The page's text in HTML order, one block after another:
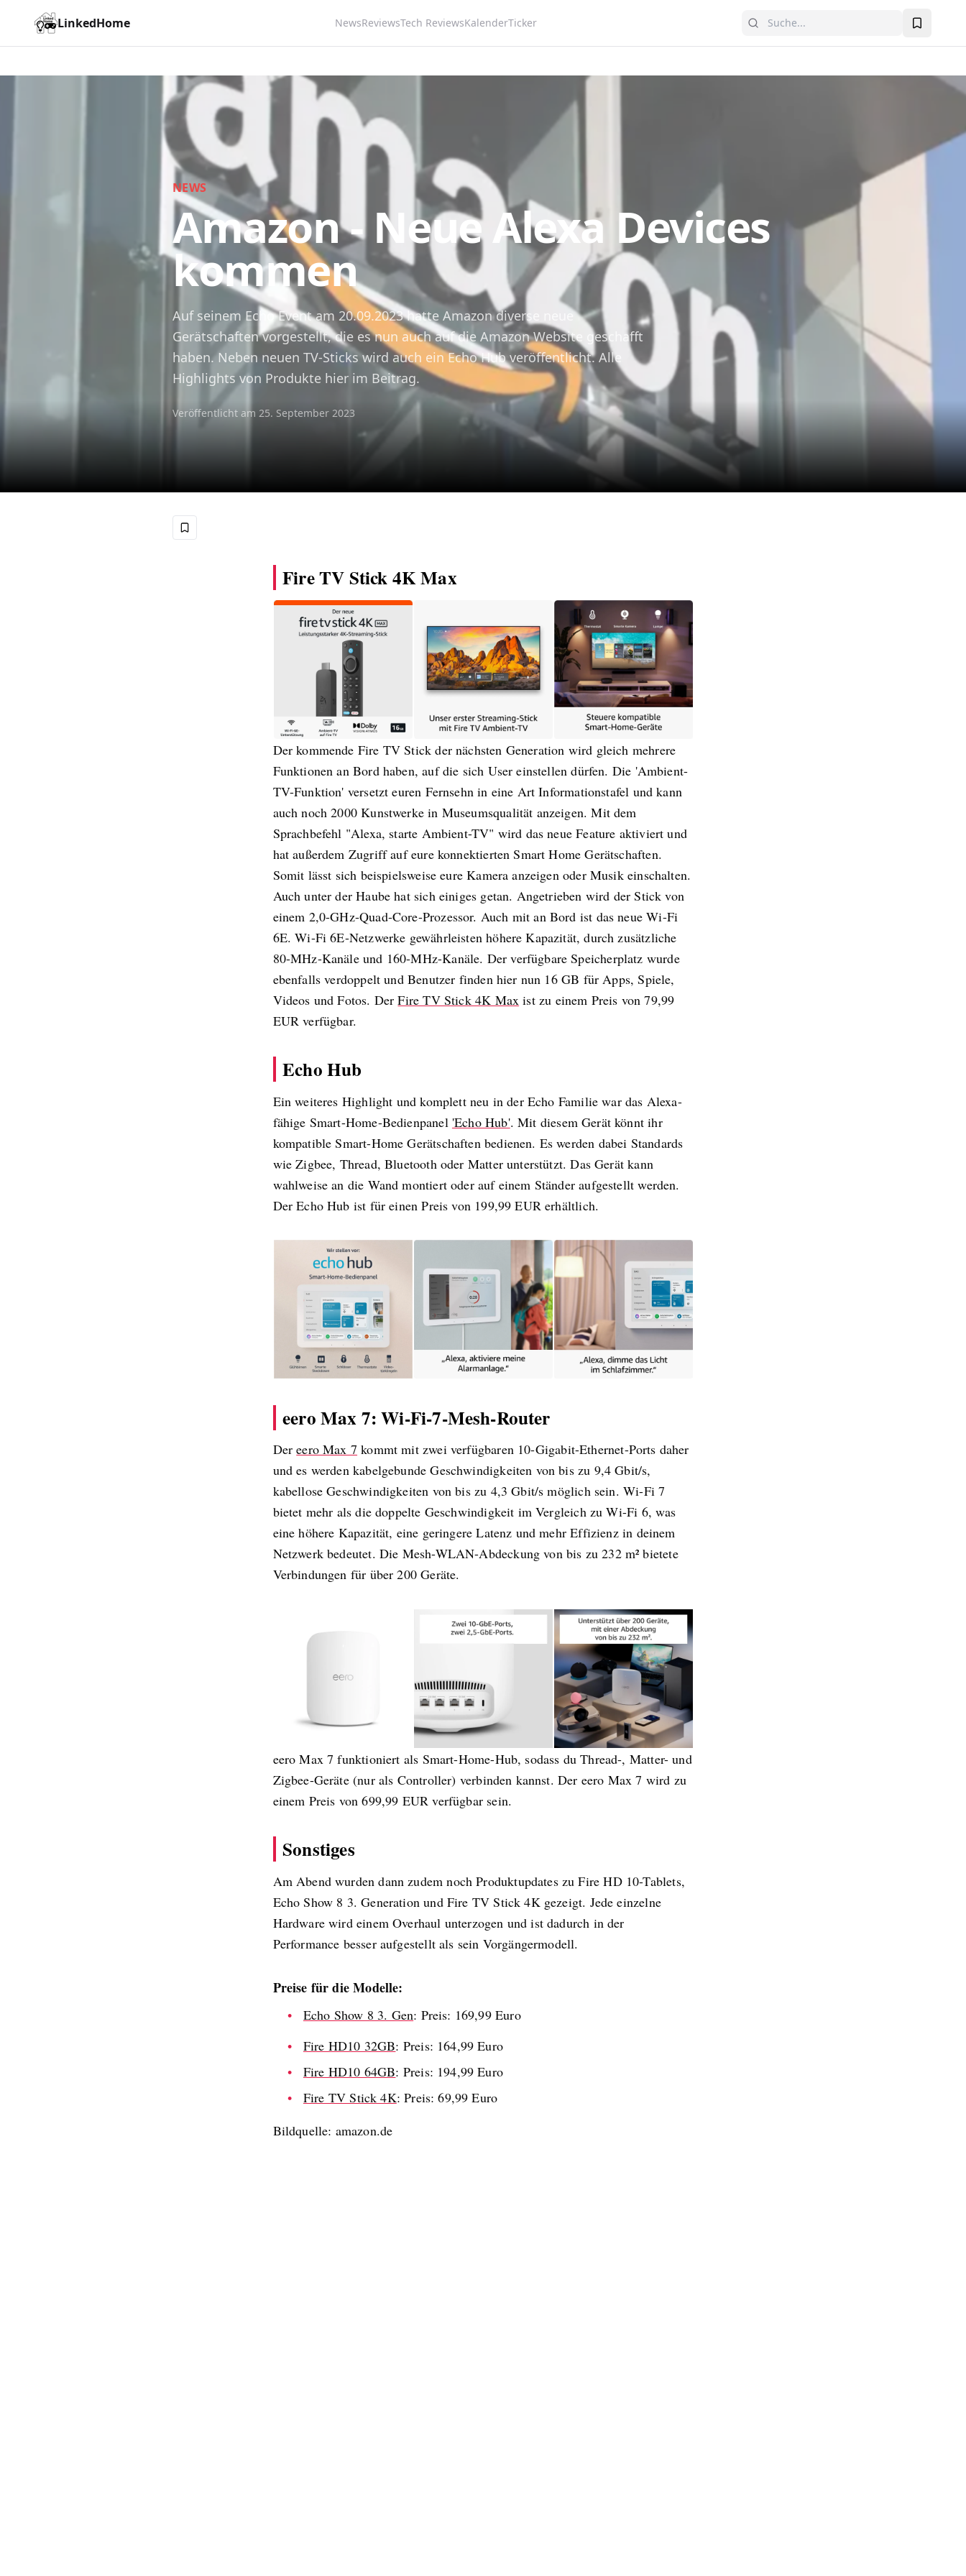
LinkedHome NewsReviewsTech ReviewsKalenderTicker
NEWS
Amazon - Neue Alexa Devices
kommen
Auf seinem Echo Event am 20.09.2023 hatte Amazon diverse neue
Gerätschaften vorgestellt, die es nun auch auf die Amazon Website geschafft
haben. Neben neuen TV-Sticks wird auch ein Echo Hub veröffentlicht. Alle
Highlights von Produkte hier im Beitrag.
Veröffentlicht am 25. September 2023
Fire TV Stick 4K Max
Der kommende Fire TV Stick der nächsten Generation wird gleich mehrere
Funktionen an Bord haben, auf die sich User einstellen dürfen. Die 'Ambient-
TV-Funktion' versetzt euren Fernsehn in eine Art Informationstafel und kann
auch noch 2000 Kunstwerke in Museumsqualität anzeigen. Mit dem
Sprachbefehl "Alexa, starte Ambient-TV" wird das neue Feature aktiviert und
hat außerdem Zugriff auf eure konnektierten Smart Home Gerätschaften.
Somit lässt sich beispielsweise eure Kamera anzeigen oder Musik einschalten.
Auch unter der Haube hat sich einiges getan. Angetrieben wird der Stick von
einem 2,0-GHz-Quad-Core-Prozessor. Auch mit an Bord ist das neue Wi-Fi
6E. Wi-Fi 6E-Netzwerke gewährleisten höhere Kapazität, durch zusätzliche
80-MHz-Kanäle und 160-MHz-Kanäle. Der verfügbare Speicherplatz wurde
ebenfalls verdoppelt und Benutzer finden hier nun 16 GB für Apps, Spiele,
Videos und Fotos. DerFire TV Stick 4K Max ist zu einem Preis von 79,99
EUR verfügbar.
Echo Hub
Ein weiteres Highlight und komplett neu in der Echo Familie war das Alexa-
fähige Smart-Home-Bedienpanel 'Echo Hub'. Mit diesem Gerät könnt ihr
kompatible Smart-Home Gerätschaften bedienen. Es werden dabei Standards
wie Zigbee, Thread, Bluetooth oder Matter unterstützt. Das Gerät kann
wahlweise an die Wand montiert oder auf einem Ständer aufgestellt werden.
Der Echo Hub ist für einen Preis von 199,99 EUR erhältlich.
eero Max 7: Wi-Fi-7-Mesh-Router
Dereero Max 7 kommt mit zwei verfügbaren 10-Gigabit-Ethernet-Ports daher
und es werden kabelgebunde Geschwindigkeiten von bis zu 9,4 Gbit/s,
kabellose Geschwindigkeiten von bis zu 4,3 Gbit/s möglich sein. Wi-Fi 7
bietet mehr als die doppelte Geschwindigkeit im Vergleich zu Wi-Fi 6, was
eine höhere Kapazität, eine geringere Latenz und mehr Effizienz in deinem
Netzwerk bedeutet. Die Mesh-WLAN-Abdeckung von bis zu 232 m² bietete
Verbindungen für über 200 Geräte.
eero Max 7 funktioniert als Smart-Home-Hub, sodass du Thread-, Matter- und
Zigbee-Geräte (nur als Controller) verbinden kannst. Der eero Max 7 wird zu
einem Preis von 699,99 EUR verfügbar sein.
Sonstiges
Am Abend wurden dann zudem noch Produktupdates zu Fire HD 10-Tablets,
Echo Show 8 3. Generation und Fire TV Stick 4K gezeigt. Jede einzelne
Hardware wird einem Overhaul unterzogen und ist dadurch in der
Performance besser aufgestellt als sein Vorgängermodell.
Preise für die Modelle:
Echo Show 8 3. Gen: Preis: 169,99 Euro
Fire HD10 32GB: Preis: 164,99 Euro
Fire HD10 64GB: Preis: 194,99 Euro
Fire TV Stick 4K: Preis: 69,99 Euro
Bildquelle: amazon.de